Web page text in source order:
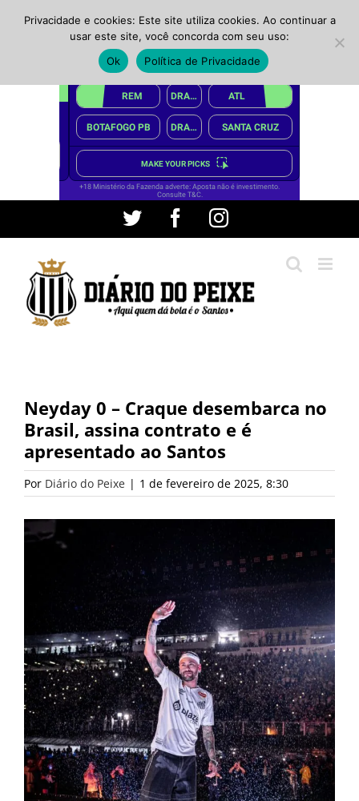
conteúdo
Twitter FacebookInstagram
Neyday 0 – Craque desembarca no
Brasil, assina contrato e é
apresentado ao Santos
Por Diário do Peixe | 1 de fevereiro de 2025, 8:30
Privacidade e cookies: Este site utiliza cookies. Ao continuar a
usar este site, você concorda com seu uso:
Ok
Política de Privacidade